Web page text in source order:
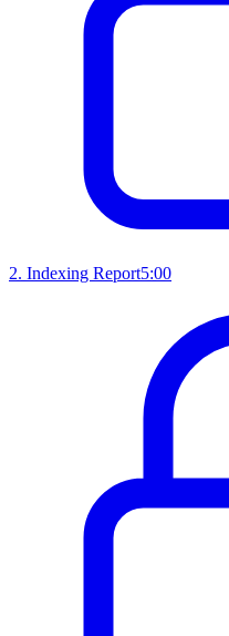
2. Indexing Report5:00